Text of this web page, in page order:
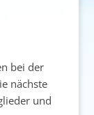
bei der
nächste
und